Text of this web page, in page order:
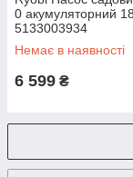
0 акумуляторний
5133003934
Немає в наявності
6 599 ₴